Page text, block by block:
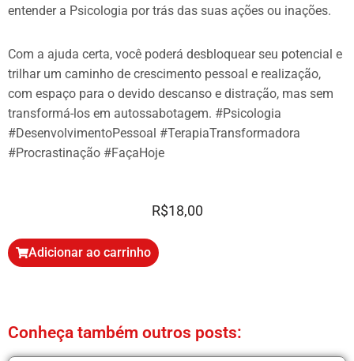
entender a Psicologia por trás das suas ações ou inações.
Com a ajuda certa, você poderá desbloquear seu potencial e
trilhar um caminho de crescimento pessoal e realização,
com espaço para o devido descanso e distração, mas sem
transformá-los em autossabotagem. #Psicologia
#DesenvolvimentoPessoal #TerapiaTransformadora
#Procrastinação #FaçaHoje
R$18,00
Adicionar ao carrinho
Conheça também outros posts: